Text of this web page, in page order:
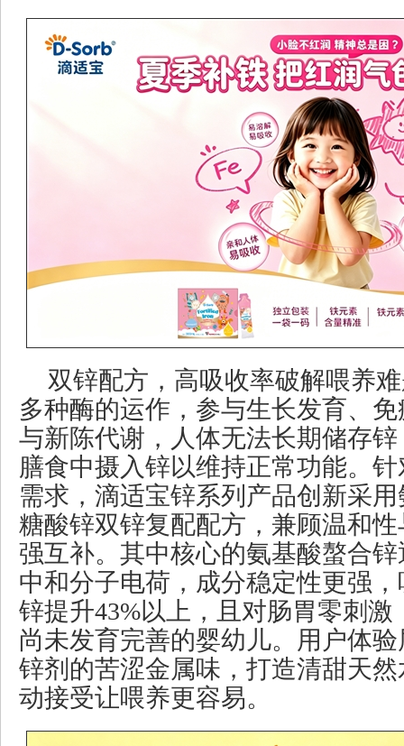
双锌配方，高吸收率破解喂养
多种酶的运作，参与生长发育、
与新陈代谢，人体无法长期储存
膳食中摄入锌以维持正常功能。
需求，滴适宝锌系列产品创新采
糖酸锌双锌复配配方，兼顾温和
强互补。其中核心的氨基酸螯合
中和分子电荷，成分稳定性更强
锌提升43%以上，且对肠胃零刺
尚未发育完善的婴幼儿。用户体
锌剂的苦涩金属味，打造清甜天
动接受让喂养更容易。